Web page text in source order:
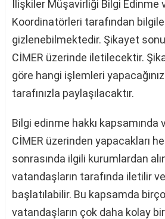
İlişkiler Müşavirliği Bilgi Edinme
Koordinatörleri tarafından
gizlenebilmektedir. Şikayet
CİMER üzerinde iletilecektir.
göre hangi işlemleri
tarafınızla paylaşılacaktır.
Bilgi edinme hakkı kapsamında
CİMER üzerinden yapacakları
sonrasında ilgili kurumlardan
vatandaşların tarafında iletilir
başlatılabilir. Bu kapsamda
vatandaşların çok daha kolay